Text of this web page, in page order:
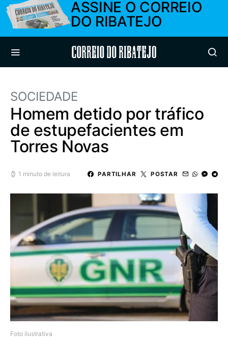
ASSINE O CORREIO
DO RIBATEJO
Correio do Ribatejo
SOCIEDADE
Homem detido por tráfico
de estupefacientes em
Torres Novas
1 minuto de leitura PARTILHAR POSTAR
Foto ilustrativa